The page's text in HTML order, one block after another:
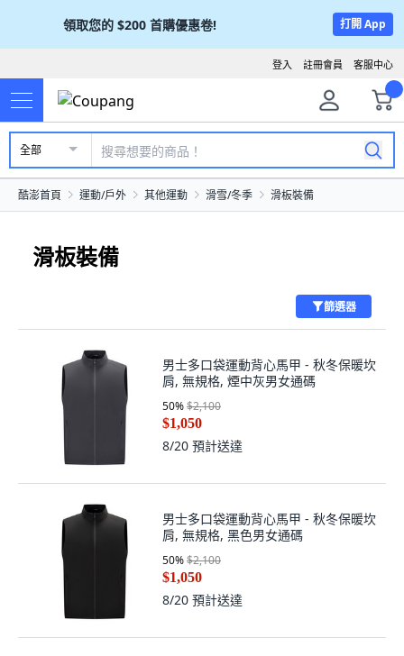
領取您的 $200 首購優惠卷! 打開 App
客服中心
註冊會員
登入
全部
酷澎首頁 運動/戶外 其他運動 滑雪/冬季 滑板裝備
滑板裝備
篩選器
男士多口袋運動背心馬甲 - 秋冬保暖坎
肩, 無規格, 煙中灰男女通碼
50%$2,100
$1,050
8/20 預計送達
男士多口袋運動背心馬甲 - 秋冬保暖坎
肩, 無規格, 黑色男女通碼
50%$2,100
$1,050
8/20 預計送達